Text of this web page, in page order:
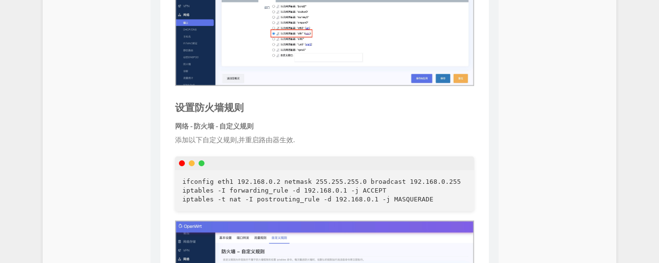
设置防火墙规则
网络 - 防火墙 - 自定义规则
添加以下自定义规则,并重启路由器生效.
ifconfig eth1 192.168.0.2 netmask 255.255.255.0 broadcast 192.168.0.255
iptables -I forwarding_rule -d 192.168.0.1 -j ACCEPT
iptables -t nat -I postrouting_rule -d 192.168.0.1 -j MASQUERADE